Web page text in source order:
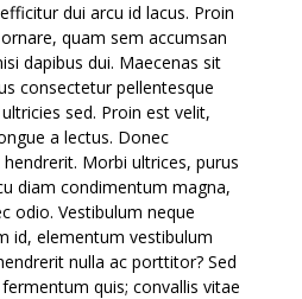
dui arcu id lacus. Proin
quam sem accumsan
dapibus dui. Maecenas sit
consectetur pellentesque
sed. Proin est velit,
a lectus. Donec
Morbi ultrices, purus
diam condimentum magna,
odio. Vestibulum neque
id, elementum vestibulum
nulla ac porttitor? Sed
quis; convallis vitae